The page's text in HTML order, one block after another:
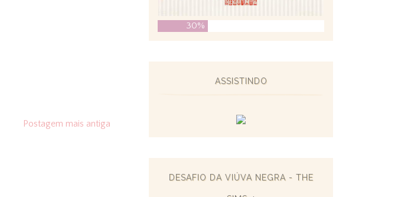
Postagem mais antiga
30%
ASSISTINDO
DESAFIO DA VIÚVA NEGRA - THE